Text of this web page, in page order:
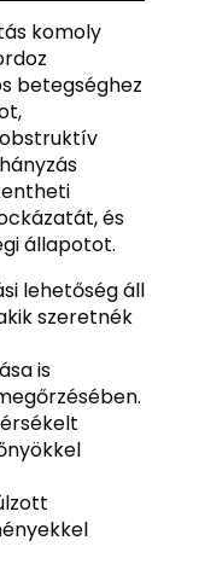
komoly
betegséghez
és
állapotot.
lehetőség áll
szeretnék
is